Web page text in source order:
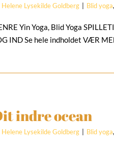
Helene Lysekilde Goldberg Blid yoga
Yin Yoga, Blid Yoga
IND Se hele indholdet VÆR
indre ocean
Helene Lysekilde Goldberg Blid yoga